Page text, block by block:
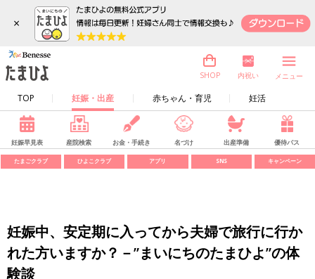
×
TOP 妊娠・出産 赤ちゃん・育児 妊活
SHOP 内祝い メニュー
妊娠早見表 産院検索 お金・手続き 名づけ 出産準備 優待パス
たまごクラブ ひよこクラブ アプリ SNS キャンペーン
妊娠中、安定期に入ってから夫婦で旅行に行か
れた方いますか？－”まいにちのたまひよ”の体
験談